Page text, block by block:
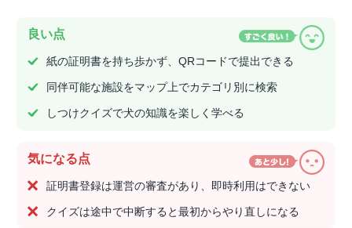
良い点
紙の証明書を持ち歩かず、QRコードで提出できる
同伴可能な施設をマップ上でカテゴリ別に検索
しつけクイズで犬の知識を楽しく学べる
気になる点
証明書登録は運営の審査があり、即時利用はできない
クイズは途中で中断すると最初からやり直しになる